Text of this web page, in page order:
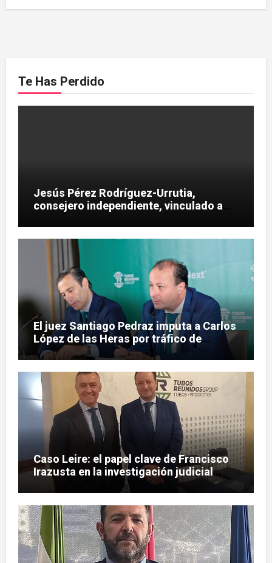
Te Has Perdido
Jesús Pérez Rodríguez-Urrutia,
consejero independiente, vinculado a
Reunidos
El juez Santiago Pedraz imputa a Carlos
López de las Heras por tráfico de
influencias en el caso Leire
Caso Leire: el papel clave de Francisco
Irazusta en la investigación judicial
sobre Tubos Reunidos